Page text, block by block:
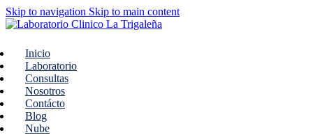
Skip to navigation Skip to main content
Inicio
Laboratorio
Consultas
Nosotros
Contácto
Blog
Nube